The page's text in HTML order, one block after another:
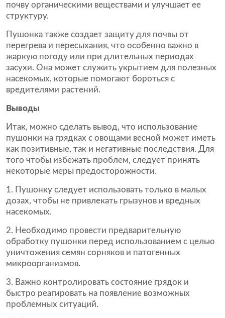
почву органическими веществами и улучшает ее
структуру.
Пушонка также создает защиту для почвы от
перегрева и пересыхания, что особенно важно в
жаркую погоду или при длительных периодах
засухи. Она может служить укрытием для полезных
насекомых, которые помогают бороться с
вредителями растений.
Выводы
Итак, можно сделать вывод, что использование
пушонки на грядках с овощами весной может иметь
как позитивные, так и негативные последствия. Для
того чтобы избежать проблем, следует принять
некоторые меры предосторожности.
Пушонку следует использовать только в малых
дозах, чтобы не привлекать грызунов и вредных
насекомых.
Необходимо провести предварительную
обработку пушонки перед использованием с целью
уничтожения семян сорняков и патогенных
микроорганизмов.
Важно контролировать состояние грядок и
быстро реагировать на появление возможных
проблемных ситуаций.